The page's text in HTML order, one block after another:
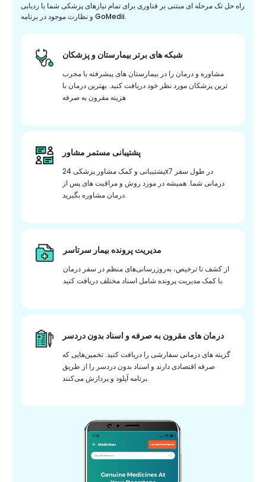
راه حل تک مرحله ای مبتنی بر فناوری برای تمام نیازهای پزشکی شما با ردیابی
و نظارت موجود در برنامه GoMedii.
شبکه های برتر بیمارستان و پزشکان
مشاوره و درمان را در بیمارستان های پیشرفته با مجرب
ترین پزشکان مورد نظر خود دریافت کنید. بهترین درمان با
هزینه مقرون به صرفه
پشتیبانی مستمر مشاور
پشتیبانی و کمک مشاور پزشکی 24x7 در طول سفر
درمانی شما. همیشه در مورد روش و مراقبت های پس از
درمان مشاوره بگیرید.
مدیریت پرونده بیمار سرتاسر
از کشف تا ترخیص، به‌روزرسانی‌های منظم در سفر درمان
با کمک مدیریت پرونده شامل اسناد مختلف دریافت کنید.
درمان های مقرون به صرفه و اسناد بدون دردسر
گزینه های درمانی سفارشی را دریافت کنید. تخمین‌هایی که
صرفه اقتصادی دارند و اسناد بدون دردسر را از طریق
برنامه آپلود و پردازش می‌کنند.